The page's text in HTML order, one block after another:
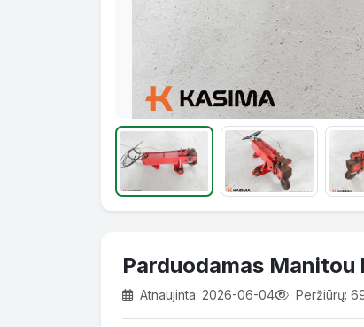
Parduodamas
Atnaujinta: 2026-06-04 Peržiūrų: